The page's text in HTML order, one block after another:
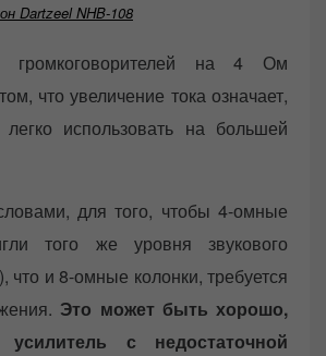
Dartzeel NHB-108
громкоговорителей на 4 Ом
что увеличение тока означает,
использовать на большей
для того, чтобы 4-омные
того же уровня звукового
что и 8-омные колонки, требуется
Это может быть хорошо,
с недостаточной